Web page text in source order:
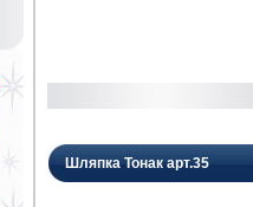
Шляпка Тонак арт.35